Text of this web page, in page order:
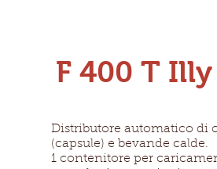
F 400 T
Distributore automatico di
(capsule) e bevande calde.
1 contenitore per